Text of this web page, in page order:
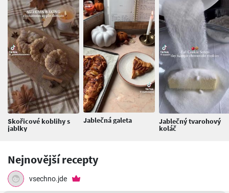
Skořicové koblihy s
jablky
Jablečná galeta Jablečný tvarohový
koláč
Nejnovější recepty
vsechno.jde